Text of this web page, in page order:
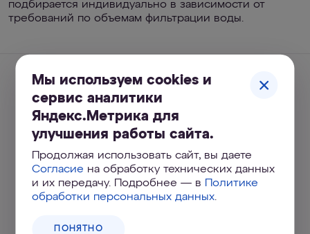
подбирается индивидуально в зависимости от
требований по объемам фильтрации воды.
Мы используем cookies и
сервис аналитики
Яндекс.Метрика для
улучшения работы сайта.
Продолжая использовать сайт, вы даете
Согласие на обработку технических данных
и их передачу. Подробнее — в
Политике
обработки персональных данных.
ПОНЯТНО